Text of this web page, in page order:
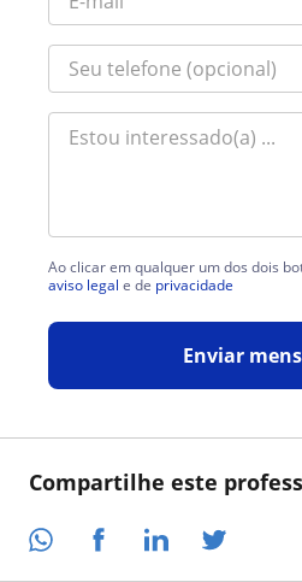
Compartilhe este
Ao clicar em qualquer um dos dois
aviso legal e de privacidade
Enviar